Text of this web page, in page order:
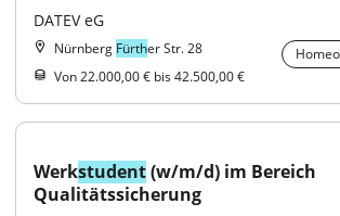
DATEV eG
Nürnberg Fürther Str. 28
Von 22.000,00 € bis 42.500,00 €
Werkstudent (w/m/d) im Bereich
Qualitätssicherung